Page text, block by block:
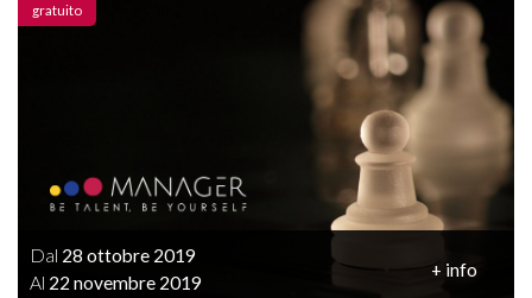
Dal 28 ottobre 2019
Al 22 novembre 2019
+ info
gratuito